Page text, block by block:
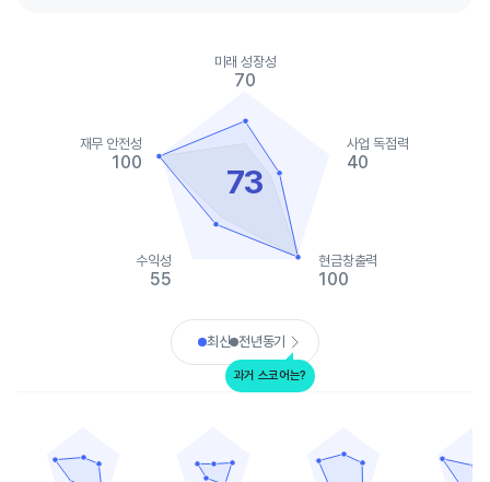
The chart has 1 Y axis displaying values. Data ranges from 30
73
미래 성장성
70
사업 독점력
40
현금창출력
100
수익성
55
재무 안전성
100
End of interactive chart.
최신 전년동기
과거 스코어는?
The chart has 1 X axis displaying categories.
The chart has 1 Y axis displaying values. Data ranges from 35
The chart has 1 X axis displaying categories.
The chart has 1 Y axis displaying values.
록히드마틴
The chart has 1 X axis
The chart has 1 Y axis
The